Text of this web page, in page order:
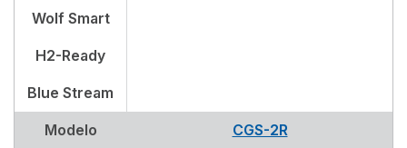
Wolf Smart
H2-Ready
Blue Stream
Modelo CGS-2R